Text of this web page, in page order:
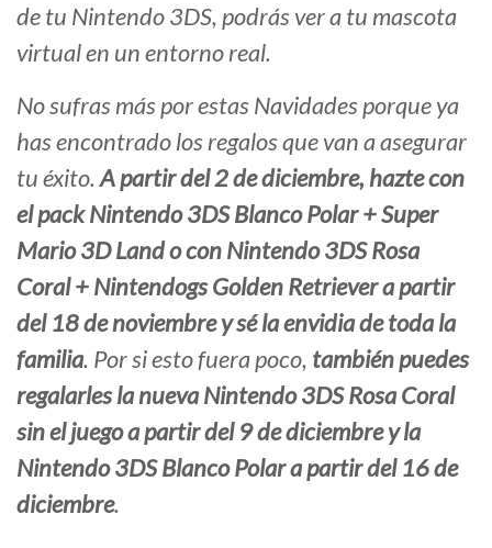
de tu Nintendo 3DS, podrás ver a tu mascota
virtual en un entorno real.
No sufras más por estas Navidades porque ya
has encontrado los regalos que van a asegurar
tu éxito.A partir del 2 de diciembre, hazte con
el pack Nintendo 3DS Blanco Polar + Super
Mario 3D Land o con Nintendo 3DS Rosa
Coral + Nintendogs Golden Retriever a partir
del 18 de noviembre y sé la envidia de toda la
familia. Por si esto fuera poco, también puedes
regalarles la nueva Nintendo 3DS Rosa Coral
sin el juego a partir del 9 de diciembre y la
Nintendo 3DS Blanco Polar a partir del 16 de
diciembre.